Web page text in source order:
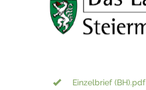
Einzelbrief (BH).pdf